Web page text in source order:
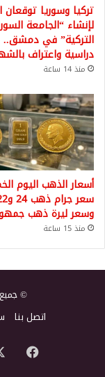
تركيا وسوريا توقعان
لإنشاء “الجامعة
التركية” في دمشق..
دراسية واعتراف
منذ 14 ساعة
أسعار الذهب اليوم
وسعر ليرة ذهب
منذ 15 ساعة
© جميع
اتصل بنا